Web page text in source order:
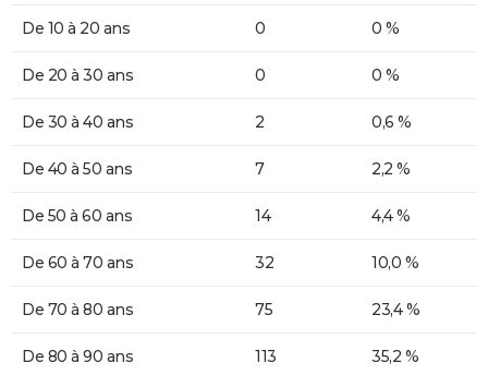
De 10 à 20 ans 0 0 %
De 20 à 30 ans 0 0 %
De 30 à 40 ans 2 0,6 %
De 40 à 50 ans 7 2,2 %
De 50 à 60 ans 14 4,4 %
De 60 à 70 ans 32 10,0 %
De 70 à 80 ans 75 23,4 %
De 80 à 90 ans 113 35,2 %